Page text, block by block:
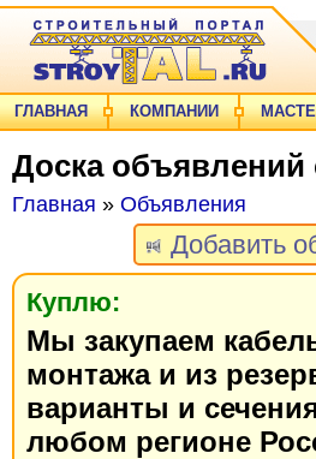
ГЛАВНАЯ КОМПАНИИ
Доска объявлений
Главная » Объявления
Добавить
Куплю:
Мы закупаем
монтажа и из
варианты и
любом регионе